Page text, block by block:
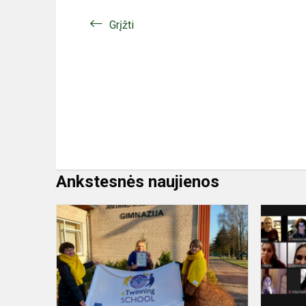
Grįžti
Ankstesnės naujienos
eTwinning
mokyklos